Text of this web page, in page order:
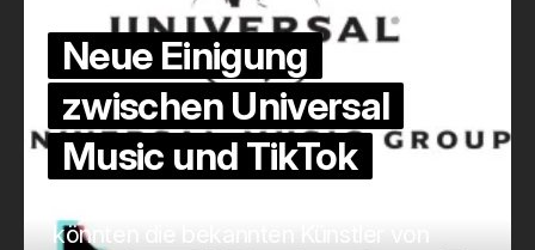
Neue Einigung
zwischen Universal
Music und TikTok
könnten die bekannten Künstler von